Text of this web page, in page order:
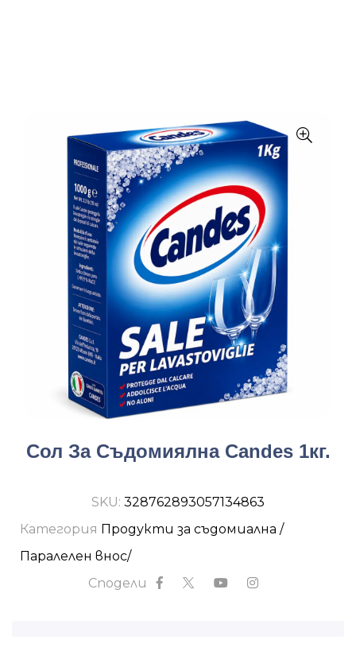
Сол За Съдомиялна Candes 1кг.
SKU: 328762893057134863
Категория Продукти за съдомиална /
Паралелен внос/
Сподели